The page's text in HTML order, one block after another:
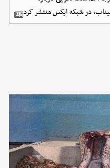
در شبکه ایکس منتشر کرد.